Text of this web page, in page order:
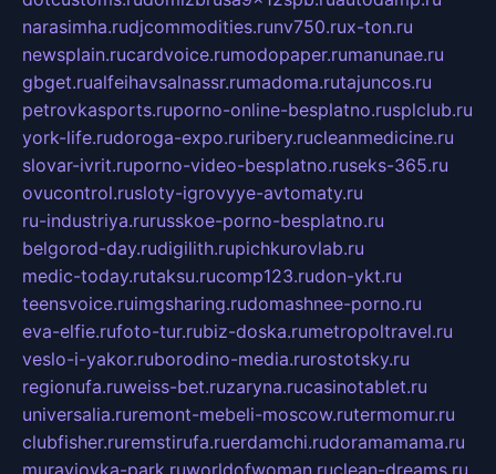
narasimha.rudjcommodities.runv750.rux-ton.ru
newsplain.rucardvoice.rumodopaper.rumanunae.ru
gbget.rualfeihavsalnassr.rumadoma.rutajuncos.ru
petrovkasports.ruporno-online-besplatno.rusplclub.ru
york-life.rudoroga-expo.ruribery.rucleanmedicine.ru
slovar-ivrit.ruporno-video-besplatno.ruseks-365.ru
ovucontrol.rusloty-igrovyye-avtomaty.ru
ru-industriya.rurusskoe-porno-besplatno.ru
belgorod-day.rudigilith.rupichkurovlab.ru
medic-today.rutaksu.rucomp123.rudon-ykt.ru
teensvoice.ruimgsharing.rudomashnee-porno.ru
eva-elfie.rufoto-tur.rubiz-doska.rumetropoltravel.ru
veslo-i-yakor.ruborodino-media.rurostotsky.ru
regionufa.ruweiss-bet.ruzaryna.rucasinotablet.ru
universalia.ruremont-mebeli-moscow.rutermomur.ru
clubfisher.ruremstirufa.ruerdamchi.rudoramamama.ru